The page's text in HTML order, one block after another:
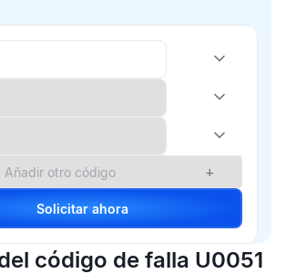
+
Solicitar ahora
código de falla U0051